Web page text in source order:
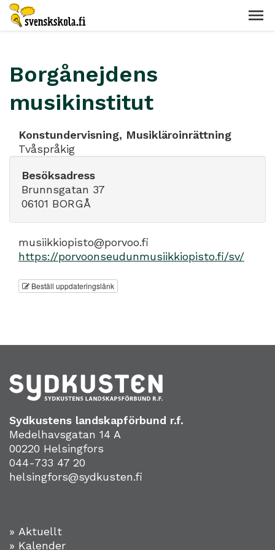
Borgånejdens
musikinstitut
Konstundervisning, Musikläroinrättning
Tvåspråkig
Besöksadress
Brunnsgatan 37
06101 BORGÅ
musiikkiopisto@porvoo.fi
https://porvoonseudunmusiikkiopisto.fi/sv/
Beställ uppdateringslänk
Sydkustens landskapförbund r.f.
Medelhavsgatan 14 A
00220 Helsingfors
044-733 47 20
helsingfors@sydkusten.fi
» Aktuellt
» Kalender